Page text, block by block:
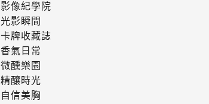
影像紀學院
光影瞬間
卡牌收藏誌
香氣日常
微醺樂園
精釀時光
自信美胸